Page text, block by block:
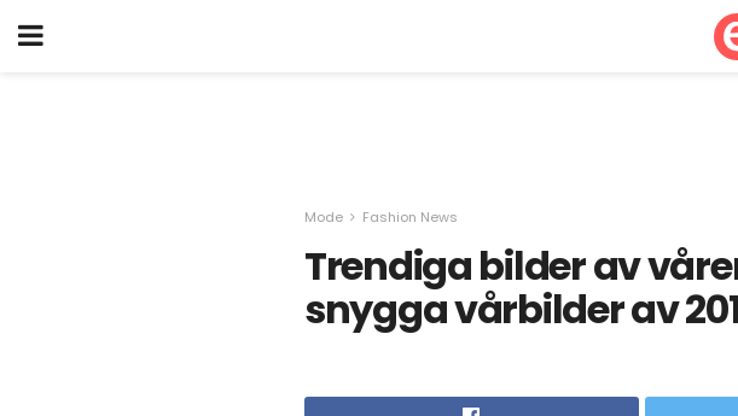
Mode Fashion News
Trendiga bilder av
snygga vårbilder av